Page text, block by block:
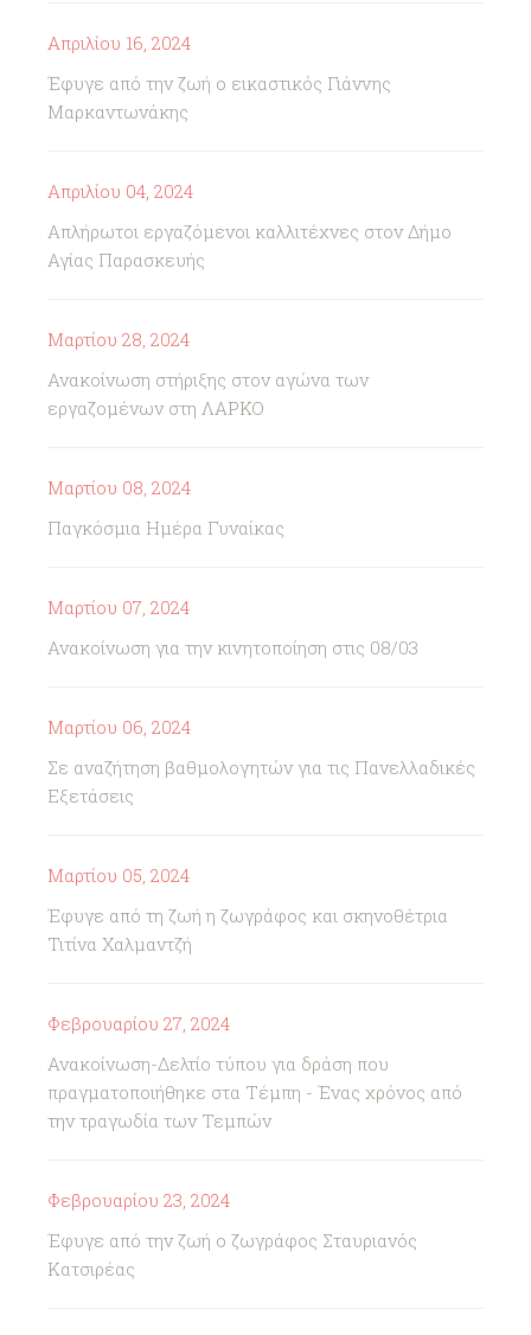
Απριλίου 16, 2024
Έφυγε από την ζωή ο εικαστικός Γιάννης
Μαρκαντωνάκης
Απριλίου 04, 2024
Απλήρωτοι εργαζόμενοι καλλιτέχνες στον Δήμο
Αγίας Παρασκευής
Μαρτίου 28, 2024
Ανακοίνωση στήριξης στον αγώνα των
εργαζομένων στη ΛΑΡΚΟ
Μαρτίου 08, 2024
Παγκόσμια Ημέρα Γυναίκας
Μαρτίου 07, 2024
Ανακοίνωση για την κινητοποίηση στις 08/03
Μαρτίου 06, 2024
Σε αναζήτηση βαθμολογητών για τις Πανελλαδικές
Εξετάσεις
Μαρτίου 05, 2024
Έφυγε από τη ζωή η ζωγράφος και σκηνοθέτρια
Τιτίνα Χαλμαντζή
Φεβρουαρίου 27, 2024
Ανακοίνωση-Δελτίο τύπου για δράση που
πραγματοποιήθηκε στα Τέμπη - Ένας χρόνος από
την τραγωδία των Τεμπών
Φεβρουαρίου 23, 2024
Έφυγε από την ζωή ο ζωγράφος Σταυριανός
Κατσιρέας